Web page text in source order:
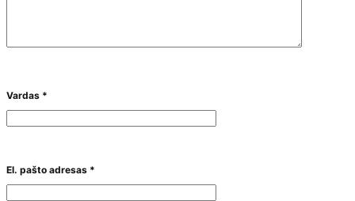
Vardas *
El. pašto adresas *